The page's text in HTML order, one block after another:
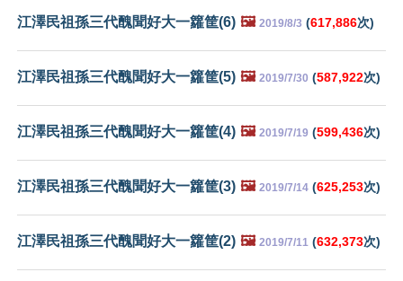
江澤民祖孫三代醜聞好大一籮筐(6) 🖼️ 2019/8/3 (617,886次)
江澤民祖孫三代醜聞好大一籮筐(5) 🖼️ 2019/7/30 (587,922次)
江澤民祖孫三代醜聞好大一籮筐(4) 🖼️ 2019/7/19 (599,436次)
江澤民祖孫三代醜聞好大一籮筐(3) 🖼️ 2019/7/14 (625,253次)
江澤民祖孫三代醜聞好大一籮筐(2) 🖼️ 2019/7/11 (632,373次)